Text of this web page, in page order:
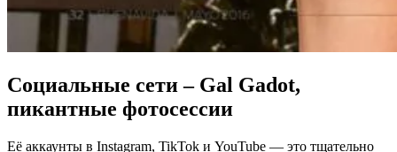
Социальные сети – Gal Gadot,
пикантные фотосессии
Её аккаунты в Instagram, TikTok и YouTube — это тщательно